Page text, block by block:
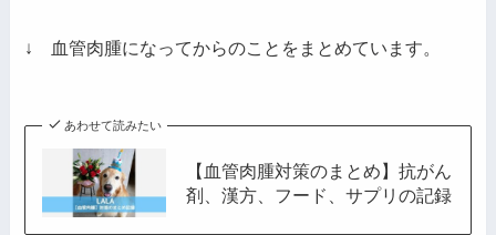
レ
↓ 血管肉腫になってからのことをまとめています。
あわせて読みたい
【血管肉腫対策のまとめ】抗がん
剤、漢方、フード、サプリの記録